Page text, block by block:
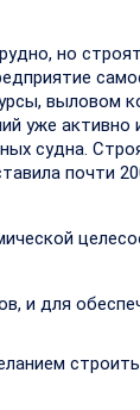
но
выловом
уже активно
судна.
почти
и для